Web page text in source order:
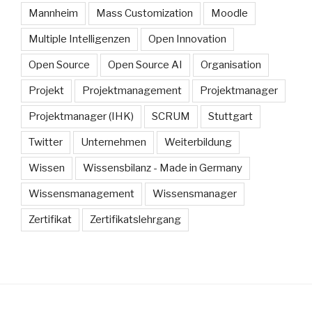
Mannheim Mass Customization Moodle
Multiple Intelligenzen Open Innovation
Open Source Open Source AI Organisation
Projekt Projektmanagement Projektmanager
Projektmanager (IHK) SCRUM Stuttgart
Twitter Unternehmen Weiterbildung
Wissen Wissensbilanz - Made in Germany
Wissensmanagement Wissensmanager
Zertifikat Zertifikatslehrgang